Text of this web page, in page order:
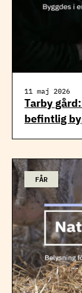
11 maj 2026
Tarby
befintlig
FÅR